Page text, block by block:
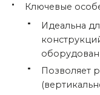
Ключевые
Идеальна
Позволяет